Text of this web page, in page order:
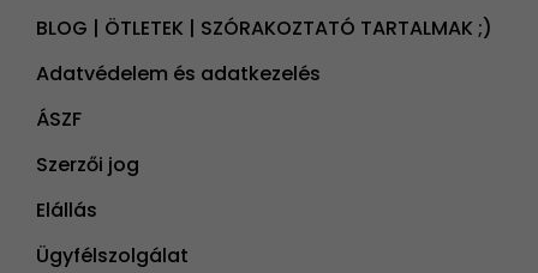
BLOG | ÖTLETEK | SZÓRAKOZTATÓ TARTALMAK ;)
Adatvédelem és adatkezelés
ÁSZF
Szerzői jog
Elállás
Ügyfélszolgálat